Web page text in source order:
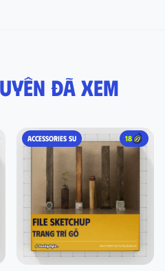
đã xem
ACCESSORIES SU 18